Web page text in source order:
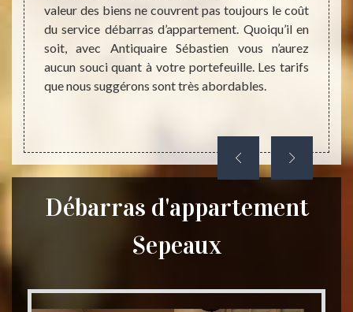
une
des
vous
valeur des biens ne couvrent pas toujours le coût
du service débarras d’appartement. Quoiqu’il en
soit, avec Antiquaire Sébastien vous n’aurez
aucun souci quant à votre portefeuille. Les tarifs
que nous suggérons sont très abordables.
Débarras d'appartement
Sepeaux